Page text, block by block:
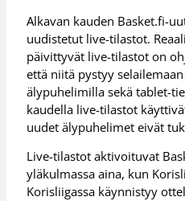
Alkavan kauden Basket.fi-
uudistetut live-tilastot.
päivittyvät live-tilastot on
että niitä pystyy
älypuhelimilla sekä tablet-
kaudella live-tilastot
uudet älypuhelimet eivät
Live-tilastot aktivoituvat
yläkulmassa aina, kun
Korisliigassa käynnistyy